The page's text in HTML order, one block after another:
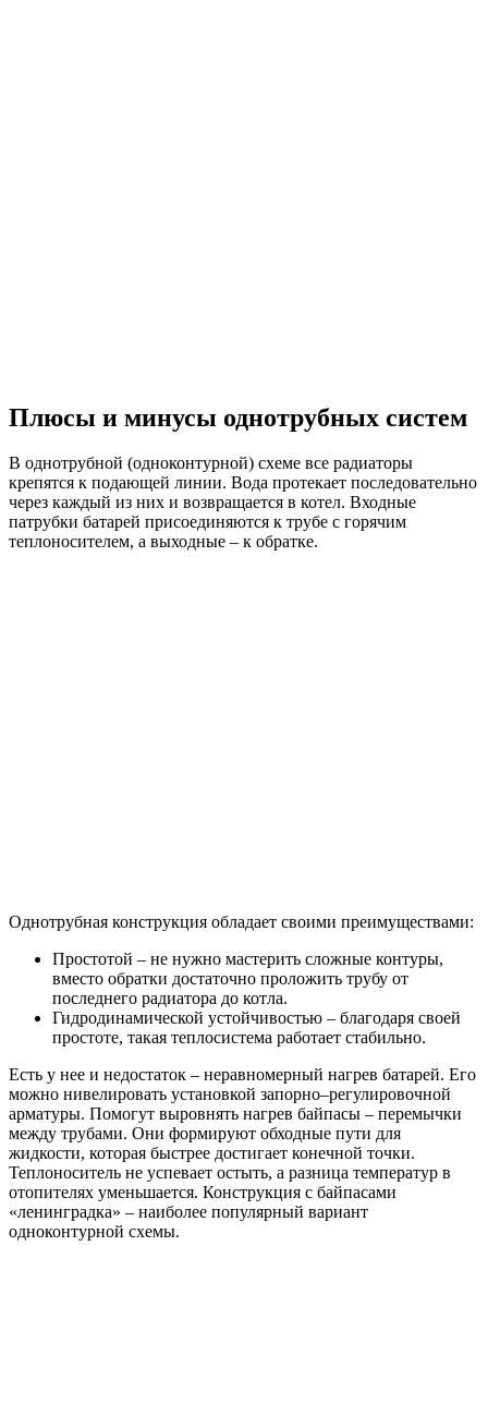
Плюсы и минусы однотрубных систем
В однотрубной (одноконтурной) схеме все радиаторы
крепятся к подающей линии. Вода протекает последовательно
через каждый из них и возвращается в котел. Входные
патрубки батарей присоединяются к трубе с горячим
теплоносителем, а выходные – к обратке.
Однотрубная конструкция обладает своими преимуществами:
Простотой – не нужно мастерить сложные контуры,
вместо обратки достаточно проложить трубу от
последнего радиатора до котла.
Гидродинамической устойчивостью – благодаря своей
простоте, такая теплосистема работает стабильно.
Есть у нее и недостаток – неравномерный нагрев батарей. Его
можно нивелировать установкой запорно–регулировочной
арматуры. Помогут выровнять нагрев байпасы – перемычки
между трубами. Они формируют обходные пути для
жидкости, которая быстрее достигает конечной точки.
Теплоноситель не успевает остыть, а разница температур в
отопителях уменьшается. Конструкция с байпасами
«ленинградка» – наиболее популярный вариант
одноконтурной схемы.